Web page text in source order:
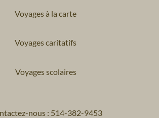
Voyages à la carte
Voyages caritatifs
Voyages scolaires
nous : 514-382-9453